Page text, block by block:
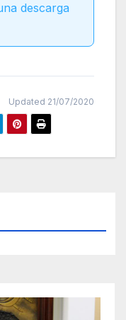
descarga
Updated 21/07/2020